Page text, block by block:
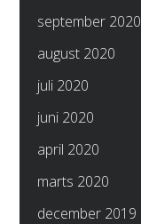
september 2020
august 2020
juli 2020
juni 2020
april 2020
marts 2020
december 2019